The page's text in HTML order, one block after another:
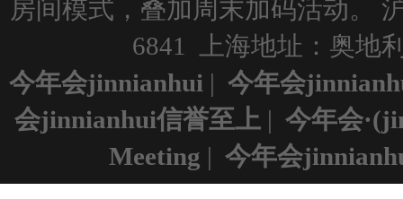
房间模式，叠加周末加码活动。
6841 上海地址：奥地
今年会jinnianhui | 今年会
会jinnianhui信誉至上 | 今年会
Meeting | 今年会